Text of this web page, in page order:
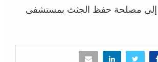
إلى مصلحة حفظ الجثث بمستشفى